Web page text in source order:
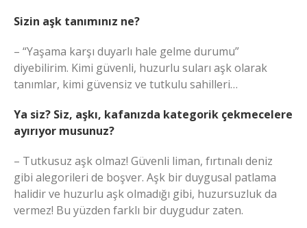
Sizin aşk tanımınız ne?
– “Yaşama karşı duyarlı hale gelme durumu”
diyebilirim. Kimi güvenli, huzurlu suları aşk olarak
tanımlar, kimi güvensiz ve tutkulu sahilleri…
Ya siz? Siz, aşkı, kafanızda kategorik çekmecelere
ayırıyor musunuz?
– Tutkusuz aşk olmaz! Güvenli liman, fırtınalı deniz
gibi alegorileri de boşver. Aşk bir duygusal patlama
halidir ve huzurlu aşk olmadığı gibi, huzursuzluk da
vermez! Bu yüzden farklı bir duygudur zaten.